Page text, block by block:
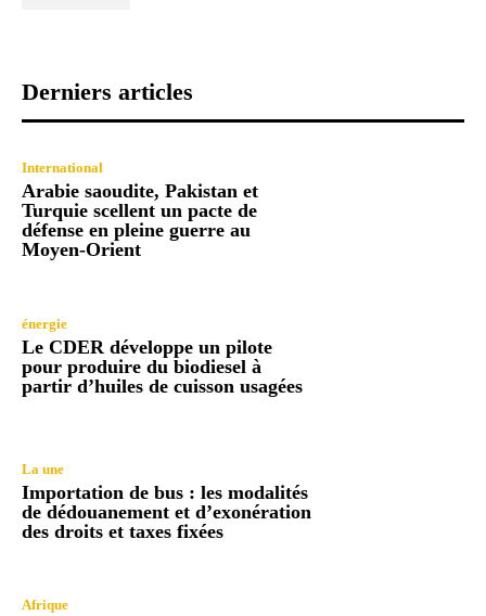
Derniers articles
International
Arabie saoudite, Pakistan et
Turquie scellent un pacte de
défense en pleine guerre au
Moyen-Orient
énergie
Le CDER développe un pilote
pour produire du biodiesel à
partir d’huiles de cuisson usagées
La une
Importation de bus : les modalités
de dédouanement et d’exonération
des droits et taxes fixées
Afrique